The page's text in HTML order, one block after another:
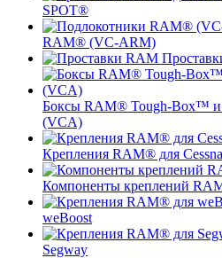
SPOT®
RAM® (VC-ARM)
Боксы RAM® Tough-Box™
(VCA)
Крепления RAM® для
Компоненты креплений
weBoost
Segway